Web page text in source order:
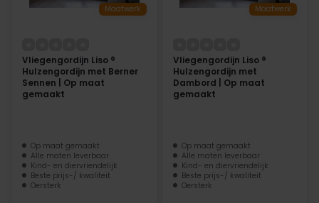
Maatwerk
Vliegengordijn Liso ®
Hulzengordijn met Berner
Sennen | Op maat
gemaakt
Op maat gemaakt
Alle maten leverbaar
Kind- en diervriendelijk
Beste prijs-/ kwaliteit
Oersterk
Maatwerk
Vliegengordijn Liso ®
Hulzengordijn met
Dambord | Op maat
gemaakt
Op maat gemaakt
Alle maten leverbaar
Kind- en diervriendelijk
Beste prijs-/ kwaliteit
Oersterk